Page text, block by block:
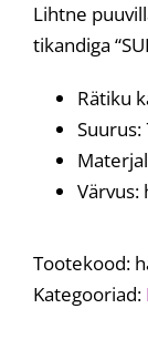
20,00
Lihtne
tikandiga
Rätiku
Värvus:
Tootekood:
Kategooriad: